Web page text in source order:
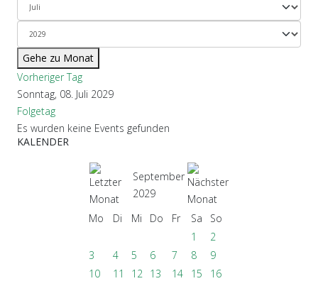
Gehe zu Monat
Vorheriger Tag
Sonntag, 08. Juli 2029
Folgetag
Es wurden keine Events gefunden
KALENDER
September
2029
Mo
Di Mi Do Fr Sa
So
1
2
3
4 5 6 7 8
9
10
11 12 13 14 15
16